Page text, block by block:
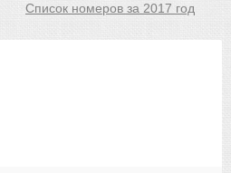
Список номеров за 2017 год